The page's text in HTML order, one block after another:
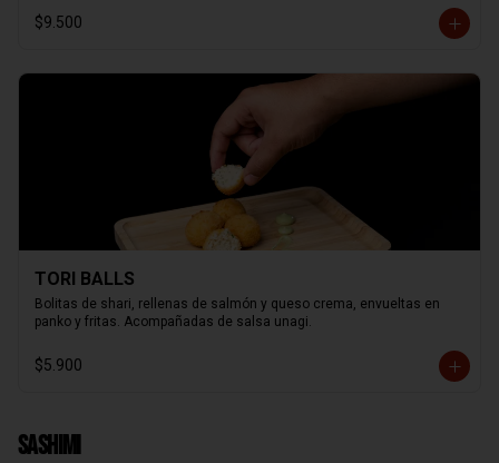
$9.500
TORI BALLS
Bolitas de shari, rellenas de salmón y queso crema, envueltas en
panko y fritas. Acompañadas de salsa unagi.
$5.900
Sashimi